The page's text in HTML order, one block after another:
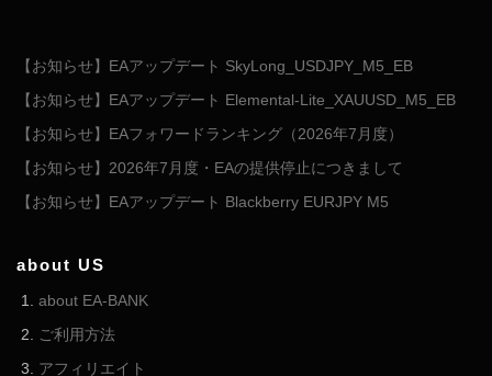
【お知らせ】EAアップデート SkyLong_USDJPY_M5_EB
【お知らせ】EAアップデート Elemental-Lite_XAUUSD_M5_EB
【お知らせ】EAフォワードランキング（2026年7月度）
【お知らせ】2026年7月度・EAの提供停止につきまして
【お知らせ】EAアップデート Blackberry EURJPY M5
about US
about EA-BANK
ご利用方法
アフィリエイト